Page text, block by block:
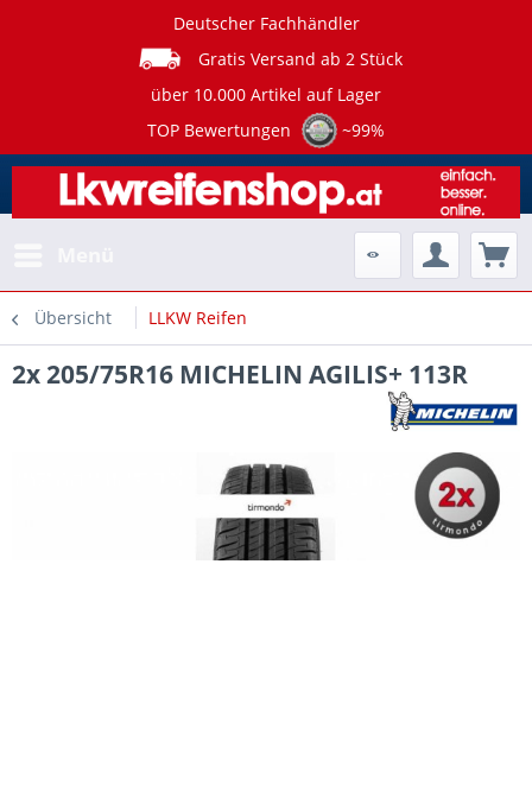
Deutscher Fachhändler
Gratis Versand ab 2 Stück
über 10.000 Artikel auf Lager
TOP Bewertungen
~99%
Übersicht LLKW Reifen
2x 205/75R16 MICHELIN AGILIS+ 113R